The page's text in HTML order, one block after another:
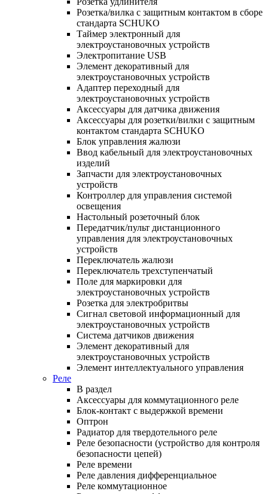
Розетка/вилка с защитным контактом в сборе
стандарта SCHUKO
Таймер электронный для
электроустановочных устройств
Электропитание USB
Элемент декоративный для
электроустановочных устройств
Адаптер переходный для
электроустановочных устройств
Аксессуары для датчика движения
Аксессуары для розетки/вилки с защитным
контактом стандарта SCHUKO
Блок управления жалюзи
Ввод кабельный для электроустановочных
изделий
Запчасти для электроустановочных
устройств
Контроллер для управления системой
освещения
Настольный розеточный блок
Передатчик/пульт дистанционного
управления для электроустановочных
устройств
Переключатель жалюзи
Переключатель трехступенчатый
Поле для маркировки для
электроустановочных устройств
Розетка для электробритвы
Сигнал световой информационный для
электроустановочных устройств
Система датчиков движения
Элемент декоративный для
электроустановочных устройств
Элемент интеллектуального управления
Реле
В раздел
Аксессуары для коммутационного реле
Блок-контакт с выдержкой времени
Оптрон
Радиатор для твердотельного реле
Реле безопасности (устройство для контроля
безопасности цепей)
Реле времени
Реле давления дифференциальное
Реле коммутационное